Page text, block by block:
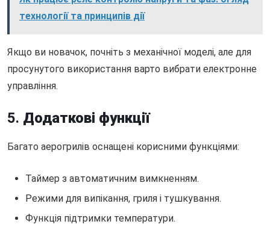
технології та принципів дії
Якщо ви новачок, почніть з механічної моделі, але для
просунутого використання варто вибрати електронне
управління.
5. Додаткові функції
Багато аерогрилів оснащені корисними функціями:
Таймер з автоматичним вимкненням.
Режими для випікання, гриля і тушкування.
Функція підтримки температури.